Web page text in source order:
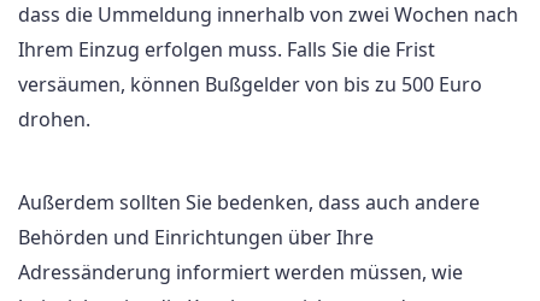
dass die Ummeldung innerhalb von zwei Wochen nach
Ihrem Einzug erfolgen muss. Falls Sie die Frist
versäumen, können Bußgelder von bis zu 500 Euro
drohen.
Außerdem sollten Sie bedenken, dass auch andere
Behörden und Einrichtungen über Ihre
Adressänderung informiert werden müssen, wie